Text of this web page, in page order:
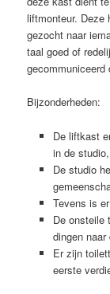
liftmonteur. Deze
gezocht naar
taal goed of
gecommuniceerd
Bijzonderheden:
De liftkast
in de
De studio
Tevens is
De onsteile
dingen
Er zijn
eerste